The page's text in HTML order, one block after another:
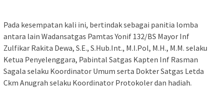
Pada kesempatan kali ini, bertindak sebagai panitia lomba
antara lain Wadansatgas Pamtas Yonif 132/BS Mayor Inf
Zulfikar Rakita Dewa, S.E., S.Hub.Int., M.I.Pol, M.H., M.M. selaku
Ketua Penyelenggara, Pabintal Satgas Kapten Inf Rasman
Sagala selaku Koordinator Umum serta Dokter Satgas Letda
Ckm Anugrah selaku Koordinator Protokoler dan hadiah.